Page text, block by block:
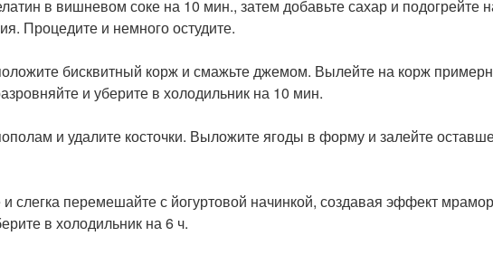
в вишневом соке на 10 мин., затем добавьте сахар и подогрейте
Процедите и немного остудите.
бисквитный корж и смажьте джемом. Вылейте на корж
и уберите в холодильник на 10 мин.
и удалите косточки. Выложите ягоды в форму и залейте
слегка перемешайте с йогуртовой начинкой, создавая эффект
в холодильник на 6 ч.